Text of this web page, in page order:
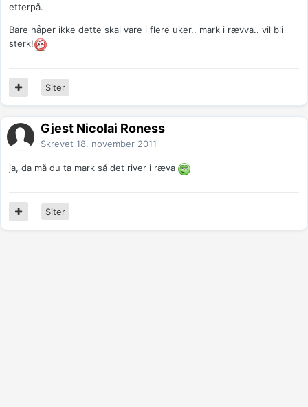
etterpå.
Bare håper ikke dette skal vare i flere uker.. mark i rævva.. vil bli
sterk!
Siter
Gjest Nicolai Roness
Skrevet 18. november 2011
ja, da må du ta mark så det river i ræva
Siter